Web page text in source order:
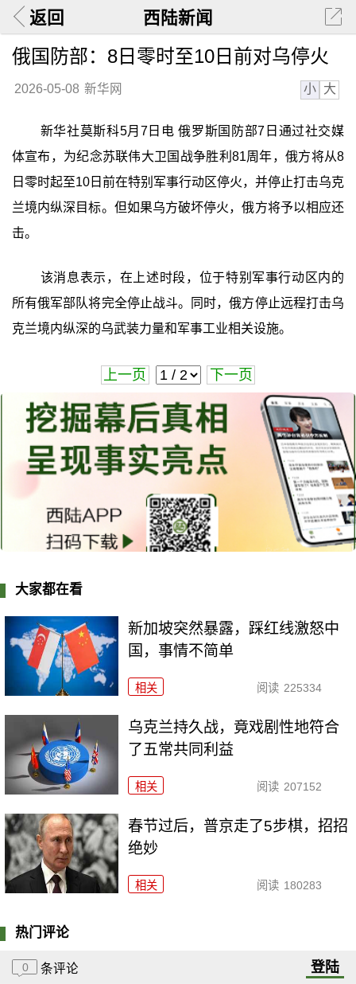
返回 西陆新闻
俄国防部：8日零时至10日前对乌停火
2026-05-08 新华网 小 大
新华社莫斯科5月7日电 俄罗斯国防部7日通过社交媒
体宣布，为纪念苏联伟大卫国战争胜利81周年，俄方将从8
日零时起至10日前在特别军事行动区停火，并停止打击乌克
兰境内纵深目标。但如果乌方破坏停火，俄方将予以相应还
击。
该消息表示，在上述时段，位于特别军事行动区内的
所有俄军部队将完全停止战斗。同时，俄方停止远程打击乌
克兰境内纵深的乌武装力量和军事工业相关设施。
上一页 下一页
大家都在看
新加坡突然暴露，踩红线激怒中
国，事情不简单
相关 阅读 225334
乌克兰持久战，竟戏剧性地符合
了五常共同利益
相关 阅读 207152
春节过后，普京走了5步棋，招招
绝妙
相关 阅读 180283
热门评论
0 条评论 登陆